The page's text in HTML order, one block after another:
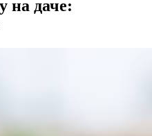
на даче: